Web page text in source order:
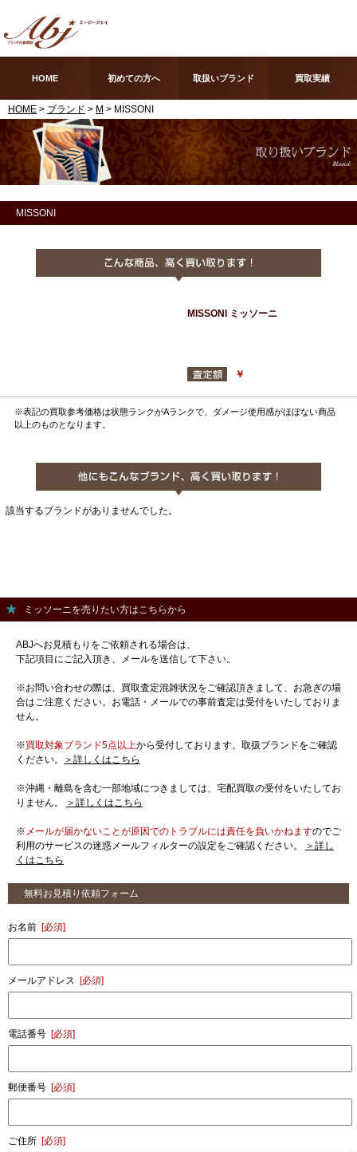
HOME 初めての方へ 取扱いブランド 買取実績
HOME > ブランド > M > MISSONI
MISSONI
MISSONI ミッソーニ
￥
※表記の買取参考価格は状態ランクがAランクで、ダメージ使用感がほぼない商品
以上のものとなります。
該当するブランドがありませんでした。
ミッソーニを売りたい方はこちらから
ABJへお見積もりをご依頼される場合は、
下記項目にご記入頂き、メールを送信して下さい。
※お問い合わせの際は、買取査定混雑状況をご確認頂きまして、お急ぎの場
合はご注意ください。お電話・メールでの事前査定は受付をいたしておりま
せん。
※買取対象ブランド5点以上から受付しております。取扱ブランドをご確認
ください。
＞詳しくはこちら
※沖縄・離島を含む一部地域につきましては、宅配買取の受付をいたしてお
りません。
＞詳しくはこちら
※ メールが届かないことが原因でのトラブルには責任を負いかねますのでご
利用のサービスの迷惑メールフィルターの設定をご確認ください。
＞詳し
くはこちら
無料お見積り依頼フォーム
お名前 [必須]
メールアドレス [必須]
電話番号 [必須]
郵便番号 [必須]
ご住所 [必須]